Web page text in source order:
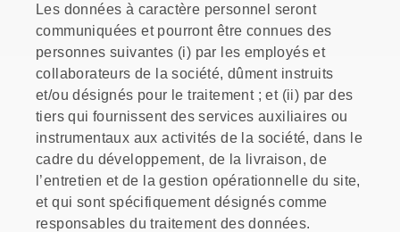
Les données à caractère personnel seront
communiquées et pourront être connues des
personnes suivantes (i) par les employés et
collaborateurs de la société, dûment instruits
et/ou désignés pour le traitement ; et (ii) par des
tiers qui fournissent des services auxiliaires ou
instrumentaux aux activités de la société, dans le
cadre du développement, de la livraison, de
l’entretien et de la gestion opérationnelle du site,
et qui sont spécifiquement désignés comme
responsables du traitement des données.